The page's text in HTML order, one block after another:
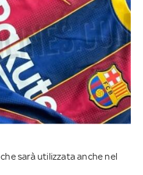
sarà utilizzata anche nel